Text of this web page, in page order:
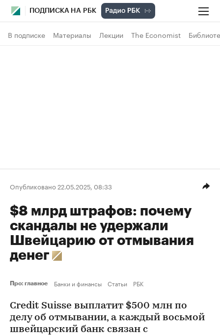
ПОДПИСКА НА РБК
В подписке Материалы Лекции The Economist
Опубликовано 22.05.2025, 08:33
$8 млрд штрафов: почему
скандалы не удержали
Швейцарию от отмывания
денег
Про: главное Банки и финансы Статьи РБК
Credit Suisse выплатит $500 млн по
делу об отмывании, а каждый восьмой
швейцарский банк связан с